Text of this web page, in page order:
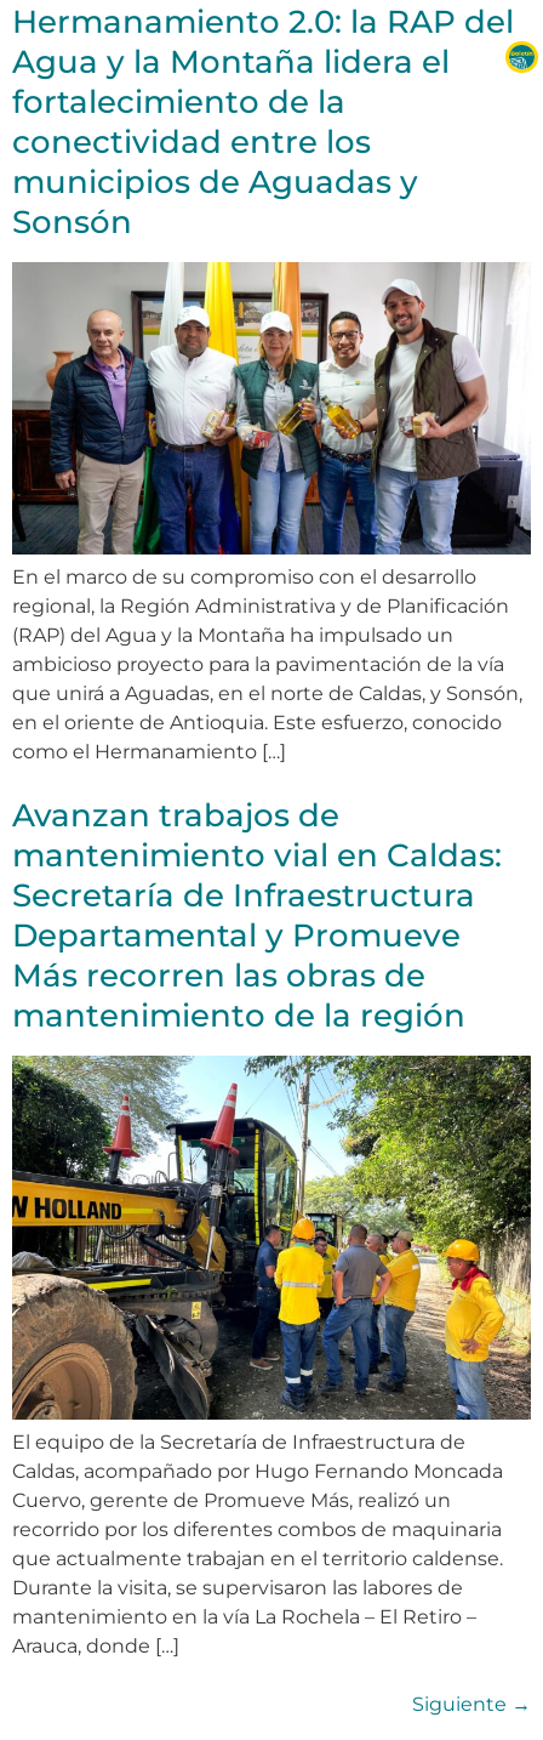
Hermanamiento 2.0: la RAP del
Agua y la Montaña lidera el
fortalecimiento de la
conectividad entre los
municipios de Aguadas y
Sonsón
En el marco de su compromiso con el desarrollo
regional, la Región Administrativa y de Planificación
(RAP) del Agua y la Montaña ha impulsado un
ambicioso proyecto para la pavimentación de la vía
que unirá a Aguadas, en el norte de Caldas, y Sonsón,
en el oriente de Antioquia. Este esfuerzo, conocido
como el Hermanamiento […]
Avanzan trabajos de
mantenimiento vial en Caldas:
Secretaría de Infraestructura
Departamental y Promueve
Más recorren las obras de
mantenimiento de la región
El equipo de la Secretaría de Infraestructura de
Caldas, acompañado por Hugo Fernando Moncada
Cuervo, gerente de Promueve Más, realizó un
recorrido por los diferentes combos de maquinaria
que actualmente trabajan en el territorio caldense.
Durante la visita, se supervisaron las labores de
mantenimiento en la vía La Rochela – El Retiro –
Arauca, donde […]
Siguiente →